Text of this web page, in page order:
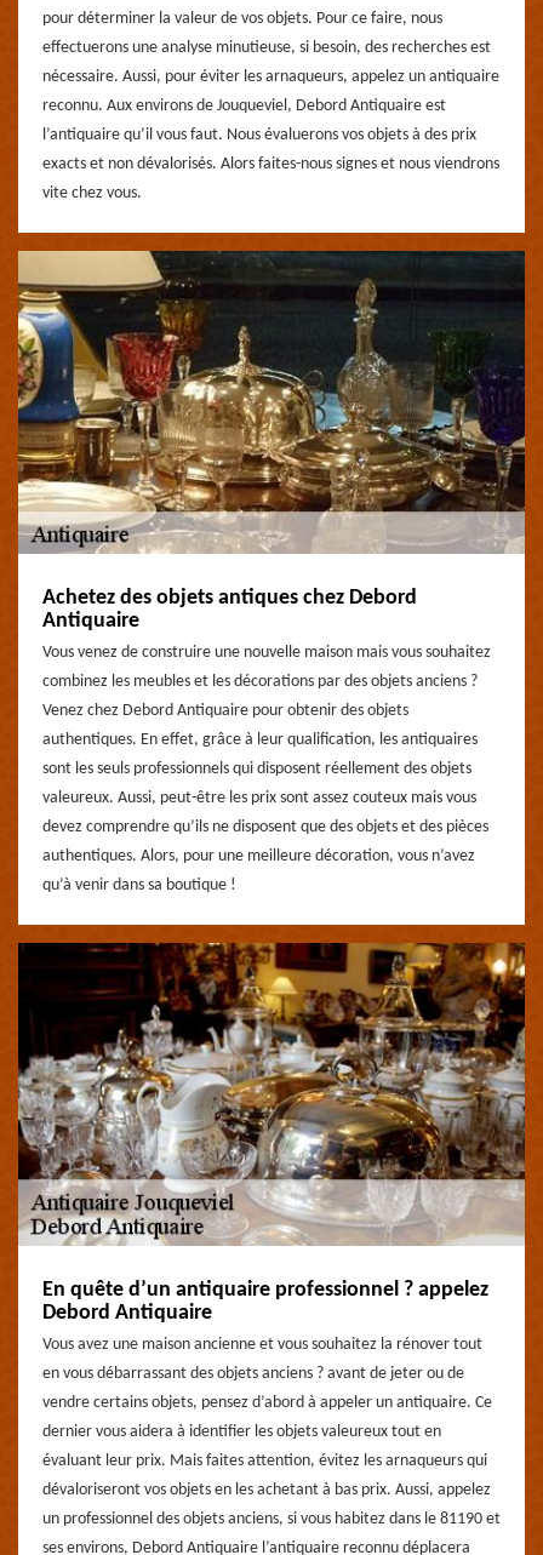
pour déterminer la valeur de vos objets. Pour ce faire, nous
effectuerons une analyse minutieuse, si besoin, des recherches est
nécessaire. Aussi, pour éviter les arnaqueurs, appelez un antiquaire
reconnu. Aux environs de Jouqueviel, Debord Antiquaire est
l’antiquaire qu’il vous faut. Nous évaluerons vos objets à des prix
exacts et non dévalorisés. Alors faites-nous signes et nous viendrons
vite chez vous.
Achetez des objets antiques chez Debord
Antiquaire
Vous venez de construire une nouvelle maison mais vous souhaitez
combinez les meubles et les décorations par des objets anciens ?
Venez chez Debord Antiquaire pour obtenir des objets
authentiques. En effet, grâce à leur qualification, les antiquaires
sont les seuls professionnels qui disposent réellement des objets
valeureux. Aussi, peut-être les prix sont assez couteux mais vous
devez comprendre qu’ils ne disposent que des objets et des pièces
authentiques. Alors, pour une meilleure décoration, vous n’avez
qu’à venir dans sa boutique !
En quête d’un antiquaire professionnel ? appelez
Debord Antiquaire
Vous avez une maison ancienne et vous souhaitez la rénover tout
en vous débarrassant des objets anciens ? avant de jeter ou de
vendre certains objets, pensez d’abord à appeler un antiquaire. Ce
dernier vous aidera à identifier les objets valeureux tout en
évaluant leur prix. Mais faites attention, évitez les arnaqueurs qui
dévaloriseront vos objets en les achetant à bas prix. Aussi, appelez
un professionnel des objets anciens, si vous habitez dans le 81190 et
ses environs, Debord Antiquaire l’antiquaire reconnu déplacera